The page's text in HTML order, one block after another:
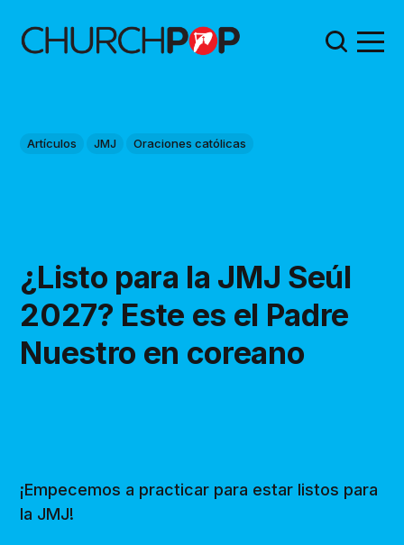
Artículos JMJ Oraciones católicas
¿Listo para la JMJ Seúl
2027? Este es el Padre
Nuestro en coreano
¡Empecemos a practicar para estar listos para
la JMJ!